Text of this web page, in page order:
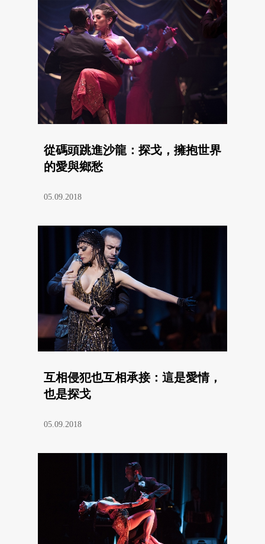
從碼頭跳進沙龍：探戈，擁抱世界
的愛與鄉愁
05.09.2018
互相侵犯也互相承接：這是愛情，
也是探戈
05.09.2018